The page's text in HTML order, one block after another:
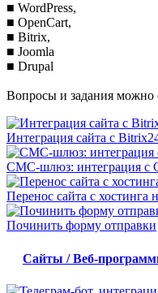
■ WordPress,
■ OpenCart,
■ Bitrix,
■ Joomla
■ Drupal
Вопросы и задания можно
Интеграция сайта с
СМС-шлюз: интеграция с
Перенос сайта с хостинга
Починить форму отправки
Сайты / Веб-